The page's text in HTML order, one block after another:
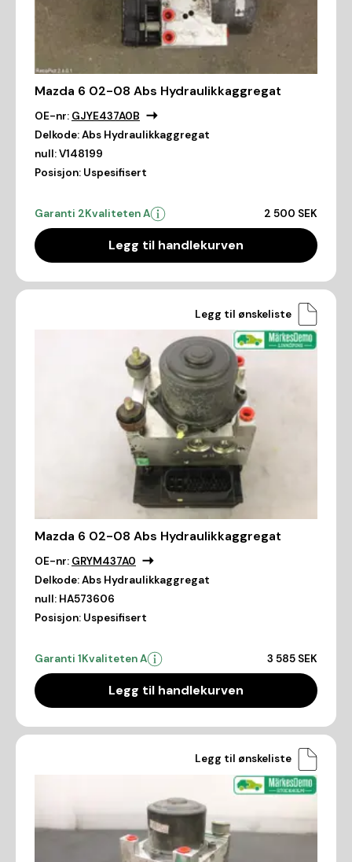
Mazda 6 02-08 Abs Hydraulikkaggregat
OE-nr: GJYE437A0B
Delkode:Abs Hydraulikkaggregat
null:V148199
Posisjon: Uspesifisert
Garanti 2Kvaliteten A 2 500 SEK
Legg til handlekurven
Legg til ønskeliste
Mazda 6 02-08 Abs Hydraulikkaggregat
OE-nr: GRYM437A0
Delkode:Abs Hydraulikkaggregat
null: HA573606
Posisjon: Uspesifisert
Garanti 1Kvaliteten A 3 585 SEK
Legg til handlekurven
Legg til ønskeliste